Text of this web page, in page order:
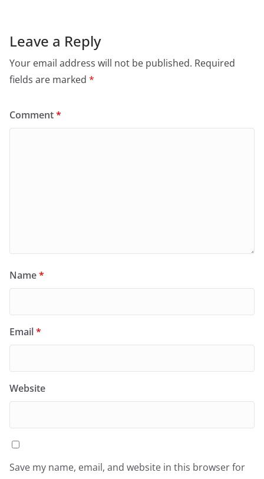
Leave a Reply
Your email address will not be published. Required
fields are marked *
Comment*
Name*
Email*
Website
Save my name, email, and website in this browser for